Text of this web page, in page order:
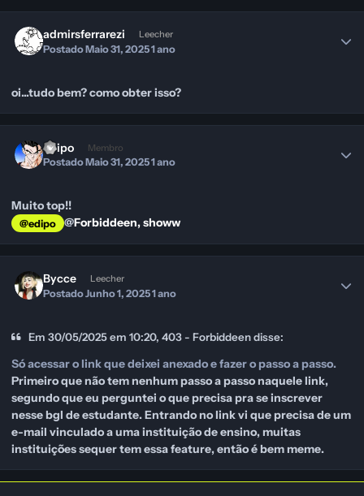
admirsferrarezi Leecher
PostadoMaio 31, 20251 ano
oi...tudo bem? como obter isso?
edipo Membro
PostadoMaio 31, 20251 ano
Muito top!!
@edipo @Forbiddeen, showw
Bycce Leecher
PostadoJunho 1, 20251 ano
Em 30/05/2025 em 10:20, 403 - Forbiddeen disse:
Só acessar o link que deixei anexado e fazer o passo a passo.
Primeiro que não tem nenhum passo a passo naquele link,
segundo que eu perguntei o que precisa pra se inscrever
nesse bgl de estudante. Entrando no link vi que precisa de um
e-mail vinculado a uma instituição de ensino, muitas
instituições sequer tem essa feature, então é bem meme.